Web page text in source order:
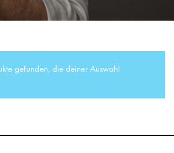
gefunden, die deiner Auswahl